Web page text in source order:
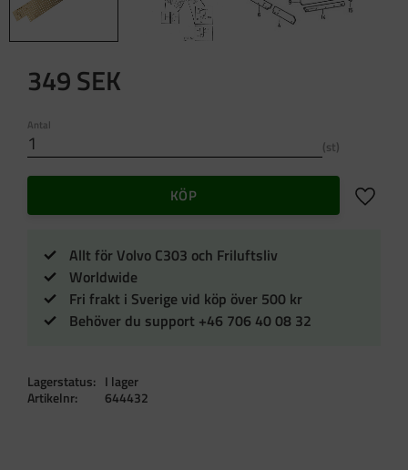
349SEK
Antal
st
KÖP Lägg
Allt för Volvo C303 och Friluftsliv
Worldwide
Fri frakt i Sverige vid köp över 500 kr
Behöver du support +46 706 40 08 32
Lagerstatus
I lager
Artikelnr
644432